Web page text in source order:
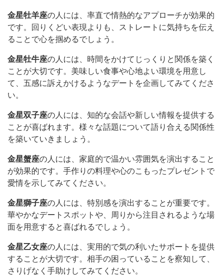
金星牡羊座の人には、率直で情熱的なアプローチが効果的
です。回りくどい表現よりも、ストレートに気持ちを伝え
ることで心を掴めるでしょう。
金星牡牛座の人には、時間をかけてじっくりと関係を築く
ことが大切です。美味しい食事や心地よい環境を用意し
て、五感に訴えかけるようなデートを企画してみてくださ
い。
金星双子座の人には、知的な会話や新しい情報を提供する
ことが喜ばれます。様々な話題について語り合える関係性
を築いていきましょう。
金星蟹座の人には、家庭的で温かい雰囲気を演出すること
が効果的です。手作りの料理や心のこもったプレゼントで
愛情を示してみてください。
金星獅子座の人には、特別感を演出することが重要です。
華やかなデートスポットや、周りから注目されるような場
面を用意すると喜ばれるでしょう。
金星乙女座の人には、実用的で気の利いたサポートを提供
することが大切です。相手の困っていることを察知して、
さりげなく手助けしてみてください。